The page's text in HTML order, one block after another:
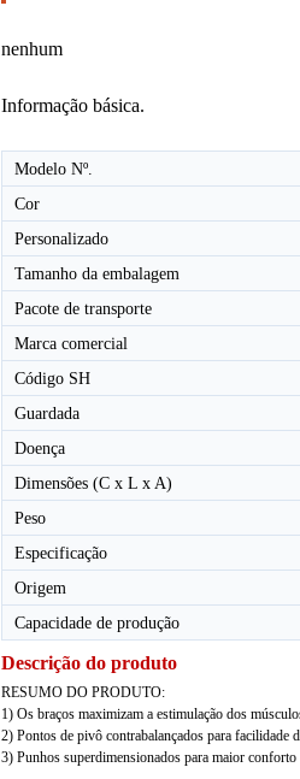
nenhum
Informação básica.
Modelo Nº.
Cor
Personalizado
Tamanho da embalagem
Pacote de transporte
Marca comercial
Código SH
Guardada
Doença
Dimensões (C x L x A)
Peso
Especificação
Origem
Capacidade de produção
Descrição do produto
RESUMO DO PRODUTO:
1) Os braços maximizam a estimulação dos
2) Pontos de pivô contrabalançados para facilidade
3) Punhos superdimensionados para maior conforto